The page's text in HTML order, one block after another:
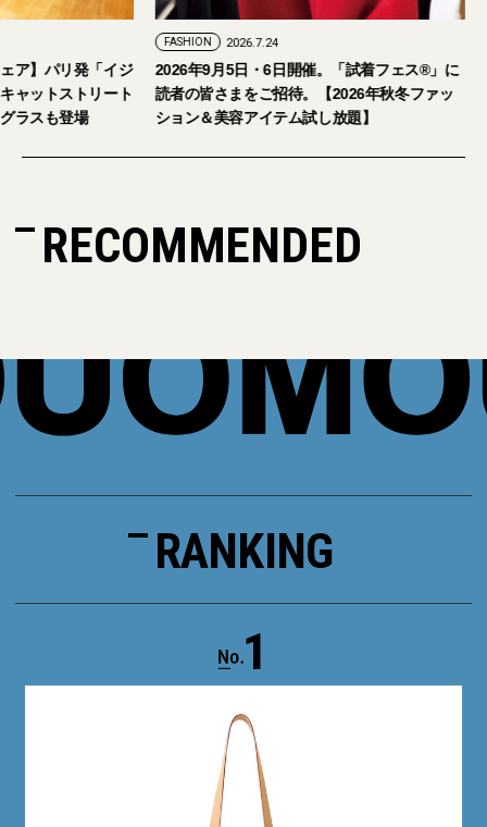
のアイウェア】パリ発「イジ
旗艦店をキャットストリート
限定サングラスも登場
FASHION
2026年9月5日・6日開催。「試着フェ
読者の皆さまをご招待。【2026年秋冬
ション＆美容アイテム試し放題】
RECOMMENDED
RANKING
1